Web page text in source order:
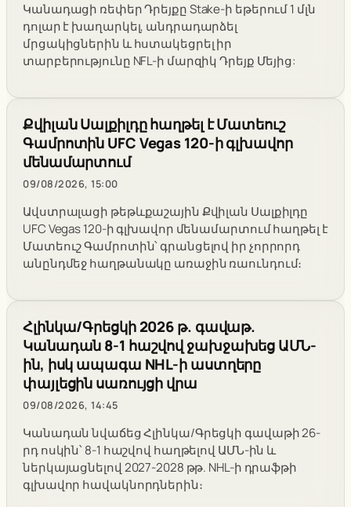
Կանադացի ռեփեր Դրեյքը Stake-ի եթերում 1 մլն
դոլար է խաղարկել, անդրադարձել
մրցակիցներին և հստակեցրել իր
տարբերությունը NFL-ի մարզիկ Դրեյք Մեյից:
Քվիլան Սալքիլդը հաղթել է Մատեուշ
Գամրոտին UFC Vegas 120-ի գլխավոր
մենամարտում
09/08/2026, 15:00
Ավստրալացի թեթևքաշային Քվիլան Սալքիլդը
UFC Vegas 120-ի գլխավոր մենամարտում հաղթել է
Մատեուշ Գամրոտին՝ գրանցելով իր չորրորդ
անընդմեջ հաղթանակը առաջին ռաունդում։
Հլինկա/Գրեցկի 2026 թ. գավաթ.
Կանադան 8-1 հաշվով ջախջախեց ԱՄՆ-
ին, իսկ ապագա NHL-ի աստղերը
փայլեցին սառույցի վրա
09/08/2026, 14:45
Կանադան նվաճեց Հլինկա/Գրեցկի գավաթի 26-
րդ ոսկին՝ 8-1 հաշվով հաղթելով ԱՄՆ-ին և
ներկայացնելով 2027-2028 թթ. NHL-ի դրաֆթի
գլխավոր հավակնորդներին։